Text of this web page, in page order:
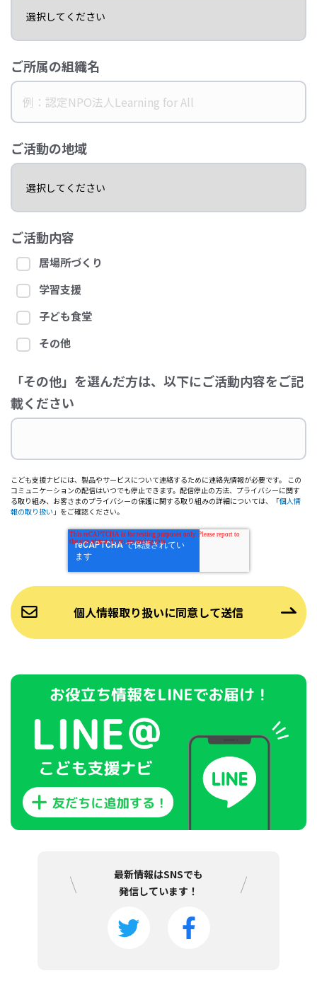
ご所属の組織名
ご活動の地域
ご活動内容
居場所づくり
学習支援
子ども食堂
その他
「その他」を選んだ方は、以下にご活動内容をご記
載ください
こども支援ナビには、製品やサービスについて連絡するために連絡先情報が必要です。 この
コミュニケーションの配信はいつでも停止できます。配信停止の方法、プライバシーに関す
る取り組み、お客さまのプライバシーの保護に関する取り組みの詳細については、「個人情
報の取り扱い 」をご確認ください。
最新情報はSNSでも
発信しています！